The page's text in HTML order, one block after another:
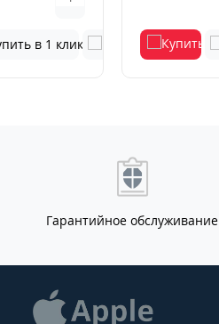
Гарантийное обслуживание